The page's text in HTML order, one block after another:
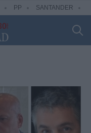
PP SANTANDER